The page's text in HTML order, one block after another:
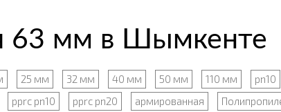
63 мм в Шымкенте
25 мм 32 мм 40 мм 50 мм 110 мм pn10
pprc pn10 pprc pn20 армированная